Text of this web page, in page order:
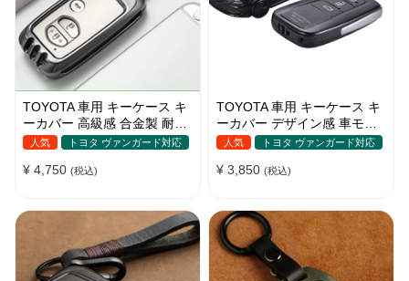
TOYOTA 車用 キーケース キ
ーカバー 高級感 合金製 耐酸
化 耐摩耗 耐久性 傷＆汚れ防
人気 トヨタ ヴァンガード対応
¥ 4,750 (税込)
TOYOTA 車用 キーケース キ
ーカバー デザイン感 車モデ
ル 特別 軽量 汚れ防止
人気 トヨタ ヴァンガード対応
¥ 3,850 (税込)